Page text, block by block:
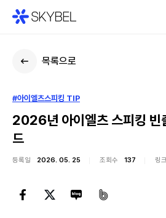
목록으로
#아이엘츠스피킹 TIP
2026년 아이엘츠 스피킹 빈
드
등록일 2026. 05. 25 조회수 137 링